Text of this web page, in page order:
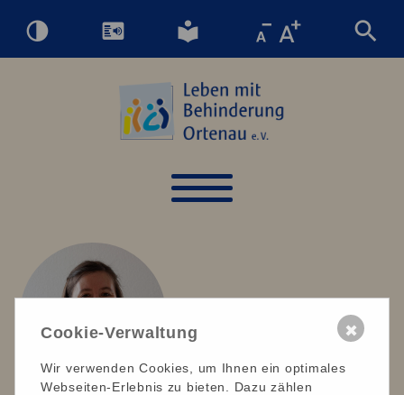
Cookie-Verwaltung
Wir verwenden Cookies, um Ihnen ein optimales
Webseiten-Erlebnis zu bieten. Dazu zählen
✖